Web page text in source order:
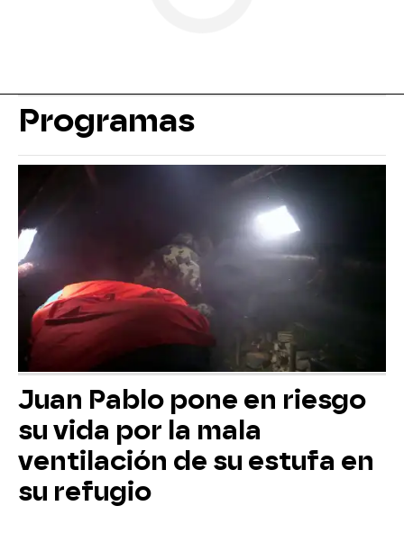
Programas
Juan Pablo pone en riesgo
su vida por la mala
ventilación de su estufa en
su refugio